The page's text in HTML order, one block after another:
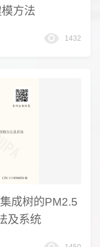
方法
1432
成树的PM2.5
及系统